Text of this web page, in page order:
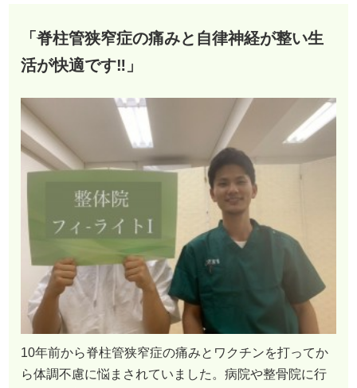
「脊柱管狭窄症の痛みと自律神経が整い生
活が快適です‼︎」
10年前から脊柱管狭窄症の痛みとワクチンを打ってか
ら体調不慮に悩まされていました。病院や整骨院に行